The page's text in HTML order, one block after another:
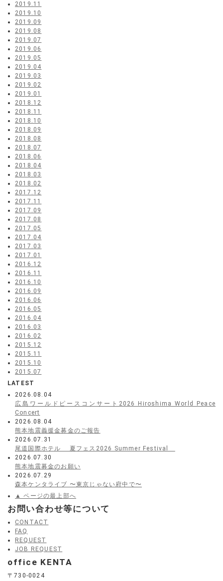
2019.11
2019.10
2019.09
2019.08
2019.07
2019.06
2019.05
2019.04
2019.03
2019.02
2019.01
2018.12
2018.11
2018.10
2018.09
2018.08
2018.07
2018.06
2018.04
2018.03
2018.02
2017.12
2017.11
2017.09
2017.08
2017.05
2017.04
2017.03
2017.01
2016.12
2016.11
2016.10
2016.09
2016.06
2016.05
2016.04
2016.03
2016.02
2015.12
2015.11
2015.10
2015.07
LATEST
2026.08.04
広島ワールドピースコンサート2026 Hiroshima World Peace
Concert
2026.08.04
熊本地震義援金募金のご報告
2026.07.31
尾道国際ホテル 夏フェス2026 Summer Festival
2026.07.30
熊本地震募金のお願い
2026.07.29
森本ケンタライブ 〜東京じゃない府中で〜
▲ ページの最上部へ
お問い合わせ等について
CONTACT
FAQ
REQUEST
JOB REQUEST
office KENTA
〒730-0024